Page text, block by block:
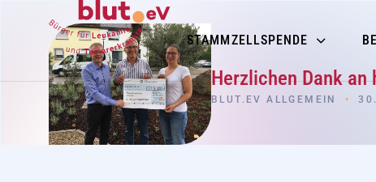
STAMMZELLSPENDE
Herzlichen Dank an
BLUT.EV ALLGEMEIN •